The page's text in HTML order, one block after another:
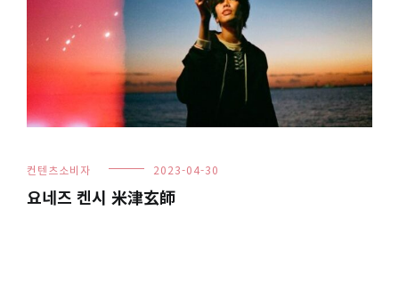
컨텐츠소비자 2023-04-30
요네즈 켄시 米津玄師